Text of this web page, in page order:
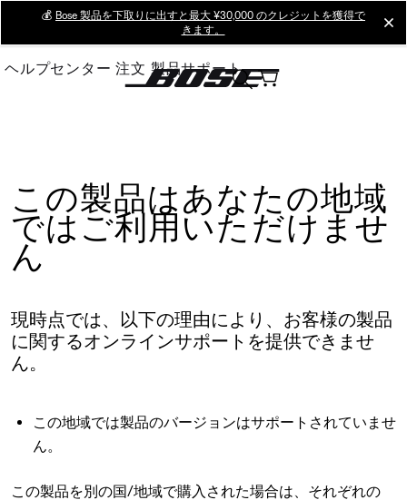
Main
💰 Bose 製品を下取りに出すと最大 ¥30,000 のクレジットを獲得で
きます。
ヘルプセンター 注文 製品サポート
この製品はあなたの地域
ではご利用いただけませ
ん
現時点では、以下の理由により、お客様の製品
に関するオンラインサポートを提供できませ
ん。
この地域では製品のバージョンはサポートされていませ
ん。
この製品を別の国/地域で購入された場合は、それぞれの